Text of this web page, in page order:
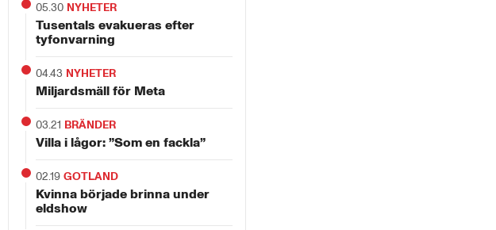
05.30 NYHETER
Tusentals evakueras efter
tyfonvarning
04.43 NYHETER
Miljardsmäll för Meta
03.21 BRÄNDER
Villa i lågor: ”Som en fackla”
02.19GOTLAND
Kvinna började brinna under
eldshow